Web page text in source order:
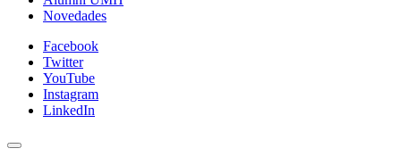
Novedades
Facebook
Twitter
YouTube
Instagram
LinkedIn